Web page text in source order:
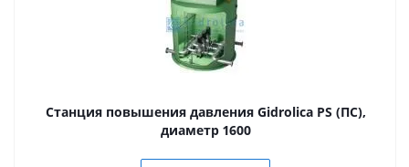
Станция повышения давления Gidrolica PS (ПС),
диаметр 1600